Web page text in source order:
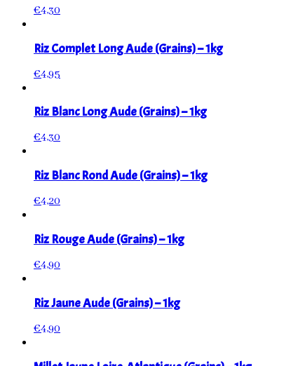
€4,30
Riz Complet Long Aude (Grains) – 1kg
€4,95
Riz Blanc Long Aude (Grains) – 1kg
€4,30
Riz Blanc Rond Aude (Grains) – 1kg
€4,20
Riz Rouge Aude (Grains) – 1kg
€4,90
Riz Jaune Aude (Grains) – 1kg
€4,90